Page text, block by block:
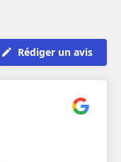
Rédiger un avis